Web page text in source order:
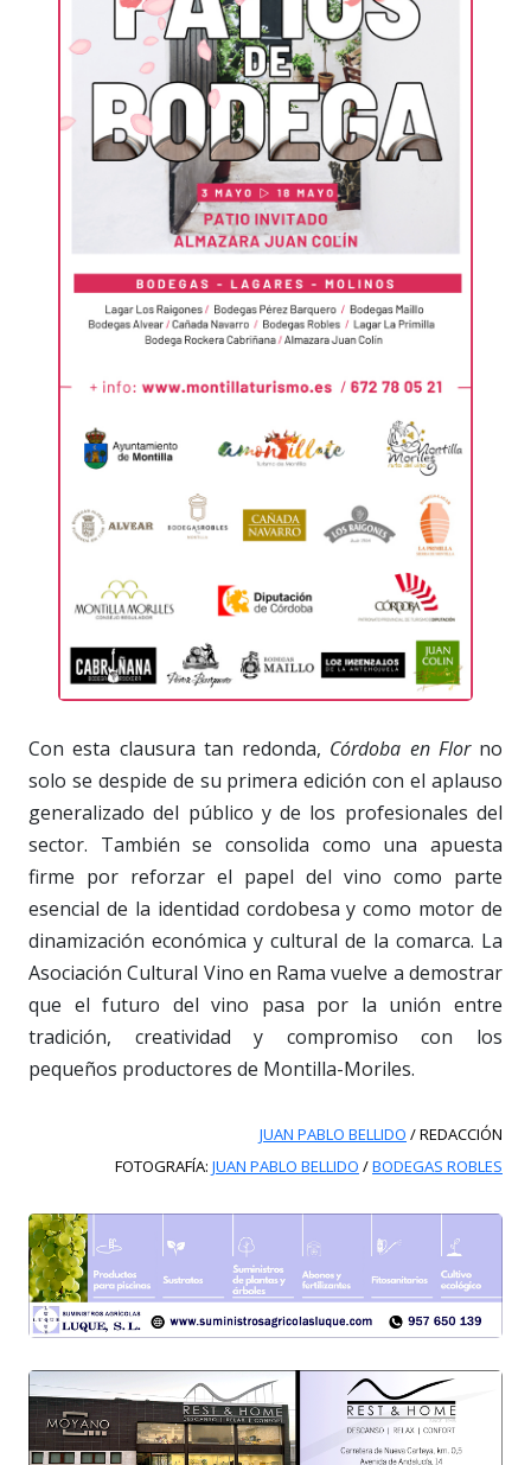
Con esta clausura tan redonda, Córdoba en Florno
solo se despide de su primera edición con el aplauso
generalizado del público y de los profesionales del
sector. También se consolida como una apuesta
firme por reforzar el papel del vino como parte
esencial de la identidad cordobesa y como motor de
dinamización económica y cultural de la comarca. La
Asociación Cultural Vino en Rama vuelve a demostrar
que el futuro del vino pasa por la unión entre
tradición, creatividad y compromiso con los
pequeños productores de Montilla-Moriles.
JUAN PABLO BELLIDO / REDACCIÓN
FOTOGRAFÍA: JUAN PABLO BELLIDO /BODEGAS ROBLES